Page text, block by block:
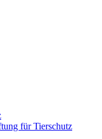
für Tierschutz